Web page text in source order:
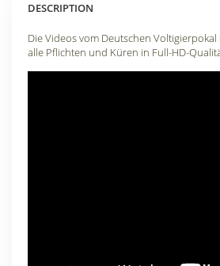
DESCRIPTION
Die Videos vom Deutschen
alle Pflichten und Küren in Full-HD-